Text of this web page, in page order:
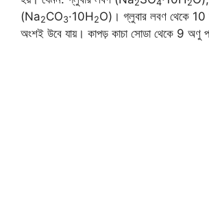
2 4 2
(Na2CO3·10H 2O)। গ্লুবার লবণ থেকে 10
অংশই উবে যায়। কাপড় কাচা সোডা থেকে 9 অণু